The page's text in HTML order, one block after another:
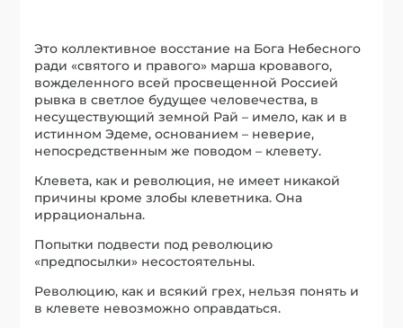
Это коллективное восстание на Бога Небесного
ради «святого и правого» марша кровавого,
вожделенного всей просвещенной Россией
рывка в светлое будущее человечества, в
несуществующий земной Рай – имело, как и в
истинном Эдеме, основанием – неверие,
непосредственным же поводом – клевету.
Клевета, как и революция, не имеет никакой
причины кроме злобы клеветника. Она
иррациональна.
Попытки подвести под революцию
«предпосылки» несостоятельны.
Революцию, как и всякий грех, нельзя понять и
в клевете невозможно оправдаться.